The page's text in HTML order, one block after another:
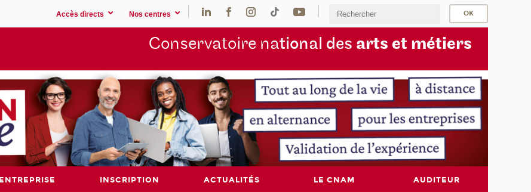
Accès directs Nos centres
Conservatoire national des arts et métiers
ENTREPRISE INSCRIPTION ACTUALITÉS LE CNAM AUDITEUR